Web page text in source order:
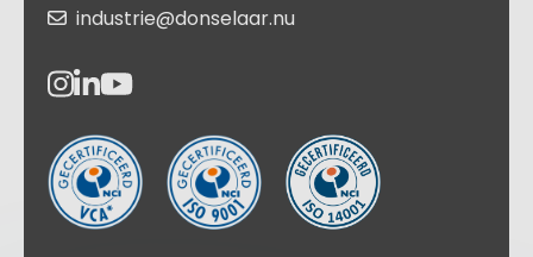
industrie@donselaar.nu